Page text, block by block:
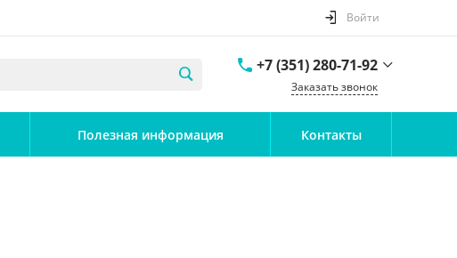
Войти
+7 (351) 280-71-92
+ 7 (351) 795-63-43
г. Челябинск, ул. 40 лет
Заказать звонок
Полезная информация Контакты